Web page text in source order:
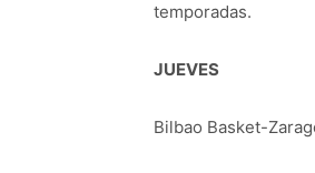
temporadas.
JUEVES
Bilbao Basket-